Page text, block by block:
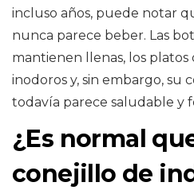
incluso años, puede notar
nunca parece beber. Las
mantienen llenas, los platos
inodoros y, sin embargo, su
todavía parece saludable y
¿Es normal
conejillo de